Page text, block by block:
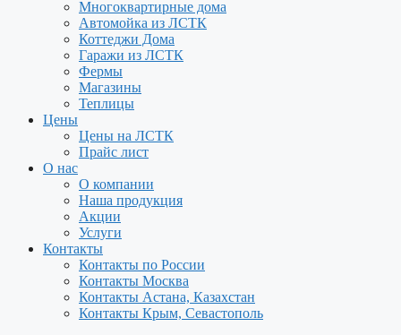
Многоквартирные дома
Автомойка из ЛСТК
Коттеджи Дома
Гаражи из ЛСТК
Фермы
Магазины
Теплицы
Цены
Цены на ЛСТК
Прайс лист
О нас
О компании
Наша продукция
Акции
Услуги
Контакты
Контакты по России
Контакты Москва
Контакты Астана, Казахстан
Контакты Крым, Севастополь